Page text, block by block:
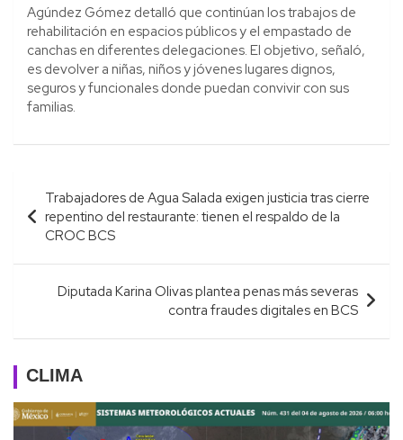
Agúndez Gómez detalló que continúan los trabajos de
rehabilitación en espacios públicos y el empastado de
canchas en diferentes delegaciones. El objetivo, señaló,
es devolver a niñas, niños y jóvenes lugares dignos,
seguros y funcionales donde puedan convivir con sus
familias.
Navegación
de
entradas
Trabajadores de Agua Salada exigen justicia tras cierre
repentino del restaurante: tienen el respaldo de la
CROC BCS
Diputada Karina Olivas plantea penas más severas
contra fraudes digitales en BCS
CLIMA